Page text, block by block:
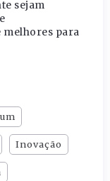
sejam
para
Inovação